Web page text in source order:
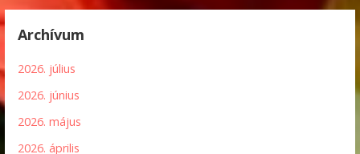
Archívum
2026. július
2026. június
2026. május
2026. április